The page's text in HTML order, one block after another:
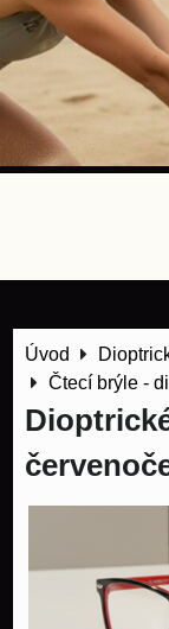
Úvod
Čtecí brýle -